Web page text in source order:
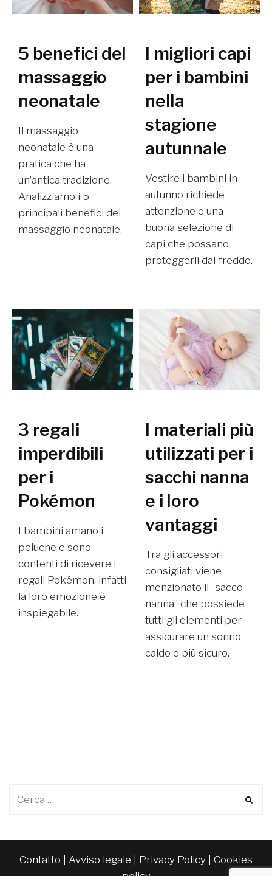
5 benefici del
massaggio
neonatale
Il massaggio
neonatale è una
pratica che ha
un’antica tradizione.
Analizziamo i 5
principali benefici del
massaggio neonatale.
I migliori capi
per i bambini
nella
stagione
autunnale
Vestire i bambini in
autunno richiede
attenzione e una
buona selezione di
capi che possano
proteggerli dal freddo.
3 regali
imperdibili
per i
Pokémon
I bambini amano i
peluche e sono
contenti di ricevere i
regali Pokémon, infatti
la loro emozione è
inspiegabile.
I materiali più
utilizzati per i
sacchi nanna
e i loro
vantaggi
Tra gli accessori
consigliati viene
menzionato il “sacco
nanna” che possiede
tutti gli elementi per
assicurare un sonno
caldo e più sicuro.
Contatto Avviso legale Privacy Policy
Cookies